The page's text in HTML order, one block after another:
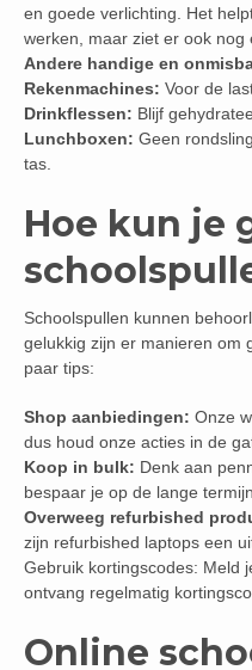
en goede verlichting. Het
werken, maar ziet er ook nog
Andere handige en
Rekenmachines: Voor de
Drinkflessen: Blijf
Lunchboxen: Geen
tas.
Hoe kun je
Schoolspullen kunnen
gelukkig zijn er manieren om
paar tips:
Shop aanbiedingen: Onze
dus houd onze acties in de
Koop in bulk: Denk aan
bespaar je op de lange
Overweeg refurbished
zijn refurbished laptops een
Gebruik kortingscodes: Meld
ontvang regelmatig
Online